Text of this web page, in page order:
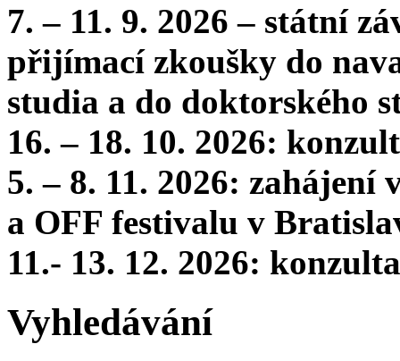
7. – 11. 9. 2026 – státní
přijímací zkoušky do
studia a do doktorského
16. – 18. 10. 2026:
5. – 8. 11. 2026:
a OFF festivalu v
11.- 13. 12. 2026:
Vyhledávání